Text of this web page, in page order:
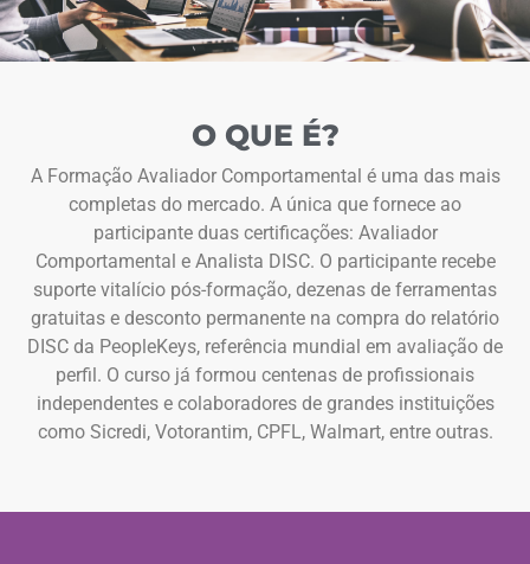
O QUE É?
A Formação Avaliador Comportamental é uma das mais
completas do mercado. A única que fornece ao
participante duas certificações: Avaliador
Comportamental e Analista DISC. O participante recebe
suporte vitalício pós-formação, dezenas de ferramentas
gratuitas e desconto permanente na compra do relatório
DISC da PeopleKeys, referência mundial em avaliação de
perfil. O curso já formou centenas de profissionais
independentes e colaboradores de grandes instituições
como Sicredi, Votorantim, CPFL, Walmart, entre outras.